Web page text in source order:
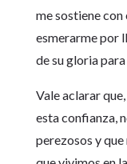
me sostiene con
esmerarme por
de su gloria
Vale aclarar
esta confianza,
perezosos y